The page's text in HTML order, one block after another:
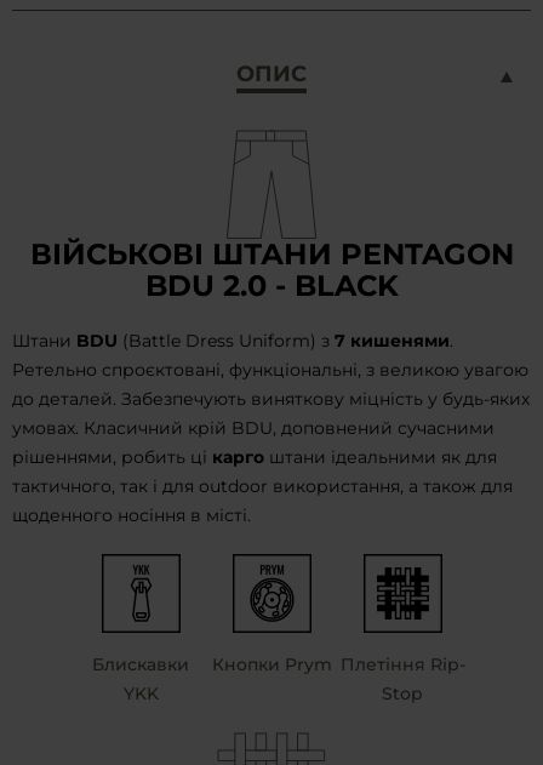
ОПИС
ВІЙСЬКОВІ ШТАНИ PENTAGON
BDU 2.0 - BLACK
Штани BDU (Battle Dress Uniform) з 7 кишенями.
Ретельно спроєктовані, функціональні, з великою увагою
до деталей. Забезпечують виняткову міцність у будь-яких
умовах. Класичний крій BDU, доповнений сучасними
рішеннями, робить ці карго штани ідеальними як для
тактичного, так і для outdoor використання, а також для
щоденного носіння в місті.
Блискавки
YKK
Кнопки Prym Плетіння Rip-
Stop